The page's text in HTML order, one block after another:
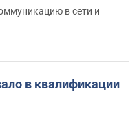
в сети и
в квалификации